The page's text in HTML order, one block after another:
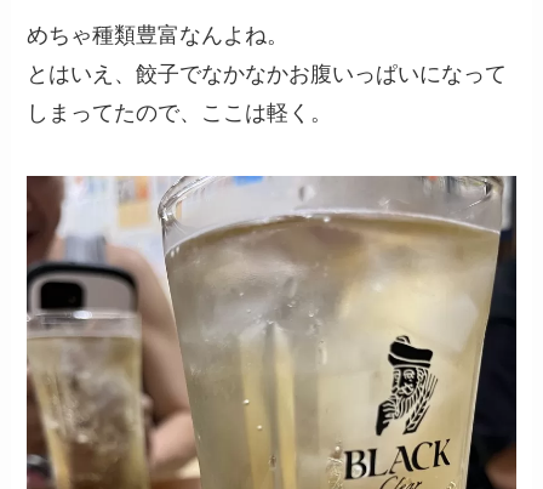
めちゃ種類豊富なんよね。
とはいえ、餃子でなかなかお腹いっぱいになって
しまってたので、ここは軽く。